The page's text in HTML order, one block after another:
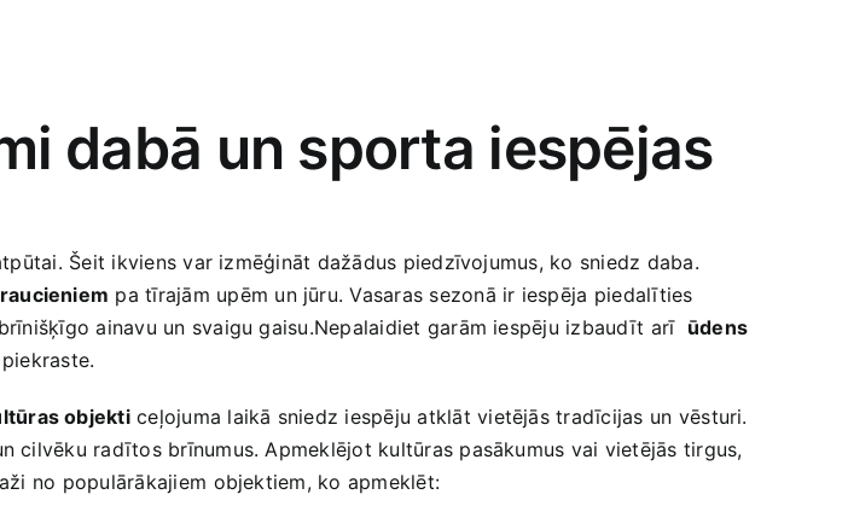
⁤dabā un sporta iespējas
Šeit ikviens var izmēģināt dažādus piedzīvojumus, ko​ sniedz daba.
pa tīrajām upēm un jūru. Vasaras sezonā​ ir​ iespēja⁤ piedalīties
ainavu un svaigu gaisu.Nepalaidiet garām iespēju izbaudīt ⁤arī
ūdens
objekticeļojuma laikā ‍sniedz iespēju atklāt vietējās tradīcijas⁢ un vēsturi.
cilvēku radītos brīnumus. Apmeklējot kultūras​ pasākumus‌ vai vietējās tirgus,
no​ populārākajiem⁢ objektiem, ko apmeklēt: